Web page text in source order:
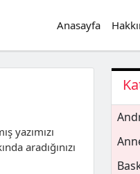
Anasayfa
yazımızı
aradığınızı